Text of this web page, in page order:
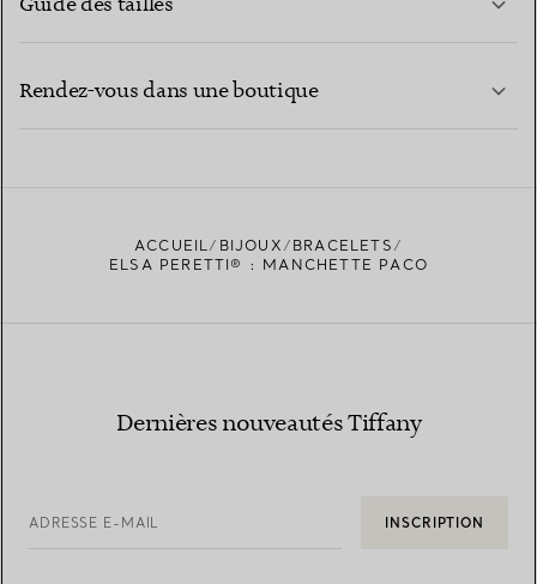
Rendez-vous dans une boutique
TROUVEZ LA BOUTIQUE LA PLUS PROCHE
ACCUEIL BIJOUX
BRACELETS
ELSA PERETTI® : MANCHETTE PACO
Dernières nouveautés Tiffany
ADRESSE E-MAIL INSCRIPTION